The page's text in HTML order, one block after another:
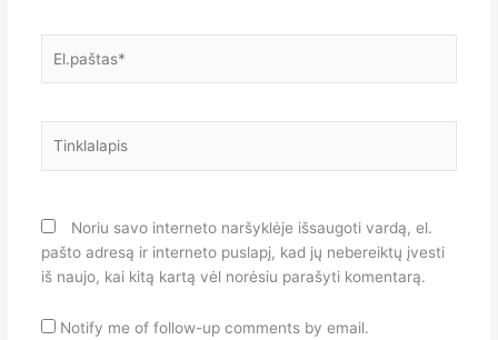
Noriu savo interneto naršyklėje išsaugoti vardą, el.
pašto adresą ir interneto puslapį, kad jų nebereiktų įvesti
iš naujo, kai kitą kartą vėl norėsiu parašyti komentarą.
Notify me of follow-up comments by email.